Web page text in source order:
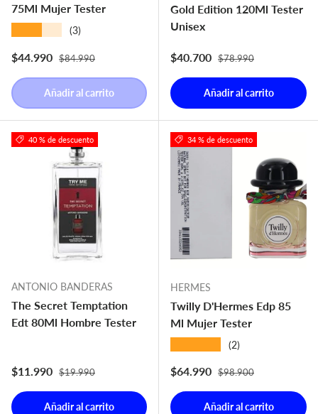
75Ml Mujer Tester
(3)
Precio de venta
$44.990 Precio normal
$84.990
Añadir al carrito
Gold Edition 120Ml Tester
Unisex
Precio de venta
$40.700 Precio normal
$78.990
Añadir al carrito
40 % de descuento
ANTONIO BANDERAS
The Secret Temptation
Edt 80Ml Hombre Tester
Precio de venta
$11.990 Precio normal
$19.990
Añadir al carrito
34 % de descuento
HERMES
Twilly D'Hermes Edp 85
Ml Mujer Tester
(2)
Precio de venta
$64.990 Precio normal
$98.900
Añadir al carrito